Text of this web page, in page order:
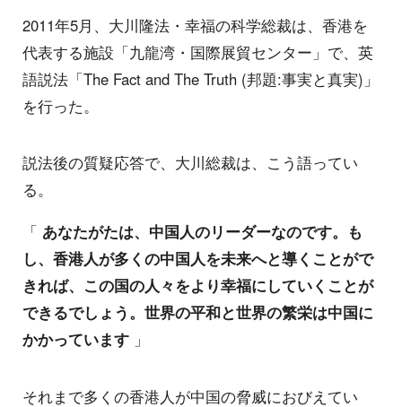
2011年5月、大川隆法・幸福の科学総裁は、香港を
代表する施設「九龍湾・国際展貿センター」で、英
語説法「The Fact and The Truth (邦題:事実と真実)」
を行った。
説法後の質疑応答で、大川総裁は、こう語ってい
る。
「 あなたがたは、中国人のリーダーなのです。も
し、香港人が多くの中国人を未来へと導くことがで
きれば、この国の人々をより幸福にしていくことが
できるでしょう。世界の平和と世界の繁栄は中国に
かかっています 」
それまで多くの香港人が中国の脅威におびえてい